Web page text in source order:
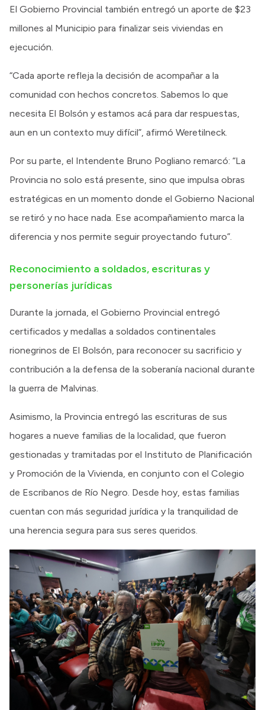
El Gobierno Provincial también entregó un aporte de $23
millones al Municipio para finalizar seis viviendas en
ejecución.
“Cada aporte refleja la decisión de acompañar a la
comunidad con hechos concretos. Sabemos lo que
necesita El Bolsón y estamos acá para dar respuestas,
aun en un contexto muy difícil”, afirmó Weretilneck.
Por su parte, el Intendente Bruno Pogliano remarcó: “La
Provincia no solo está presente, sino que impulsa obras
estratégicas en un momento donde el Gobierno Nacional
se retiró y no hace nada. Ese acompañamiento marca la
diferencia y nos permite seguir proyectando futuro”.
Reconocimiento a soldados, escrituras y
personerías jurídicas
Durante la jornada, el Gobierno Provincial entregó
certificados y medallas a soldados continentales
rionegrinos de El Bolsón, para reconocer su sacrificio y
contribución a la defensa de la soberanía nacional durante
la guerra de Malvinas.
Asimismo, la Provincia entregó las escrituras de sus
hogares a nueve familias de la localidad, que fueron
gestionadas y tramitadas por el Instituto de Planificación
y Promoción de la Vivienda, en conjunto con el Colegio
de Escribanos de Río Negro. Desde hoy, estas familias
cuentan con más seguridad jurídica y la tranquilidad de
una herencia segura para sus seres queridos.